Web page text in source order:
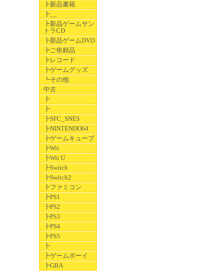
┣新品書籍
┣__
┣新品ゲームサン
トラCD
┣新品ゲームDVD
┣ご依頼品
┣レコード
┣ゲームグッズ
┗その他
中古
┣
┣
┣SFC_SNES
┣NINTENDO64
┣ゲームキューブ
┣Wii
┣Wii U
┣Switch
┣Switch2
┣ファミコン
┣PS1
┣PS2
┣PS3
┣PS4
┣PS5
┣
┣ゲームボーイ
┣GBA